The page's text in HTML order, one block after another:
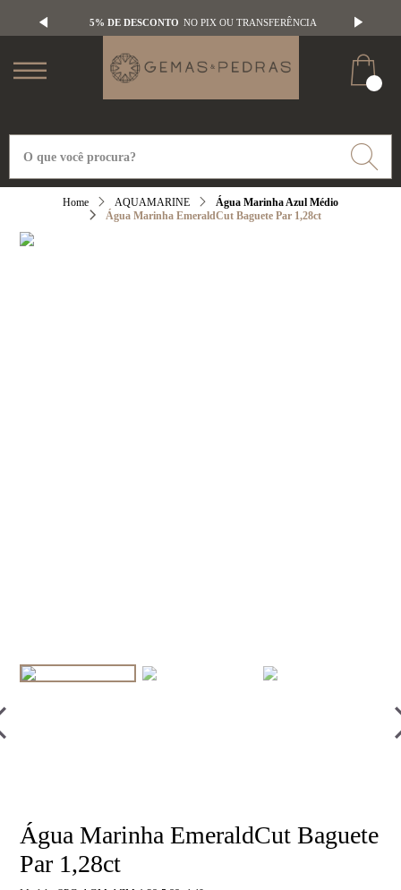
5% DE DESCONTO NO PIX OU TRANSFERÊNCIA
AQUAMARINE
Água Marinha Azul Médio
Água Marinha EmeraldCut Baguete Par 1,28ct
Água Marinha EmeraldCut Baguete
Par 1,28ct